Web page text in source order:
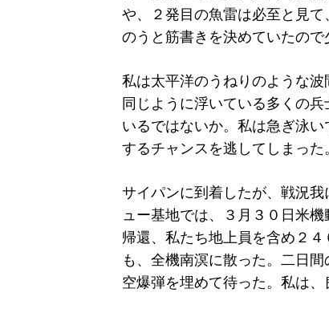
や、２発目の魚雷は必至と見
のうと筋書きを決めていたの
私は太平洋のうねりのような
同じように浮いている多くの
いるではないか。私は急ぎ泳
するチャンスを逃してしまった
サイパンに到着したが、戦況
ュー基地では、３月３０日米
帰還、私たち地上員を含め２
も、全機南溟に散った。二日
空爆弾を埋めて待った。私は、